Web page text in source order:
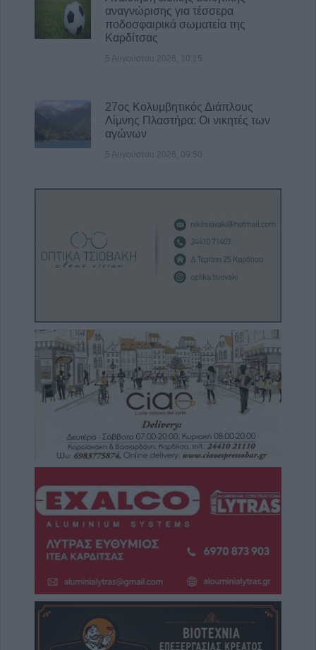
αναγνώρισης για τέσσερα
ποδοσφαιρικά σωματεία της
Καρδίτσας
5 Αυγούστου 2026, 10:15
27ος Κολυμβητικός Διάπλους
Λίμνης Πλαστήρα: Οι νικητές των
αγώνων
5 Αυγούστου 2026, 09:50